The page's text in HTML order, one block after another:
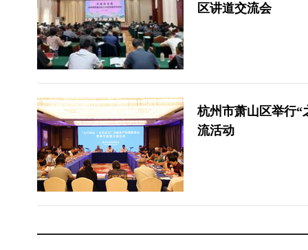
区讲道交流会
杭州市萧山区举行“
流活动